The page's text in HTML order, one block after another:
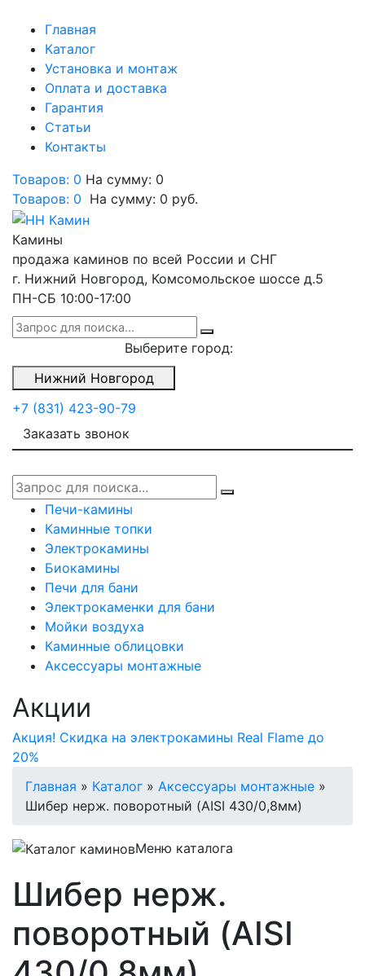
Главная
Каталог
Установка и монтаж
Оплата и доставка
Гарантия
Статьи
Контакты
Товаров: 0 На сумму: 0
Товаров: 0 На сумму: 0 руб.
Камины
продажа каминов по всей России и СНГ
г. Нижний Новгород, Комсомольское шоссе д.5
ПН-СБ 10:00-17:00
Выберите город:
Нижний Новгород
+7 (831) 423-90-79
Заказать звонок
Печи-камины
Каминные топки
Электрокамины
Биокамины
Печи для бани
Электрокаменки для бани
Мойки воздуха
Каминные облицовки
Аксессуары монтажные
Акции
Акция! Скидка на электрокамины Real Flame до
20%
Главная » Каталог » Аксессуары монтажные »
Шибер нерж. поворотный (AISI 430/0,8мм)
Меню каталога
Шибер нерж.
поворотный (AISI